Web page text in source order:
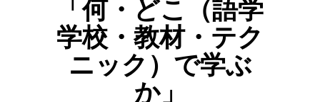
「何・どこ（語学
学校・教材・テク
ニック）で学ぶ
か」